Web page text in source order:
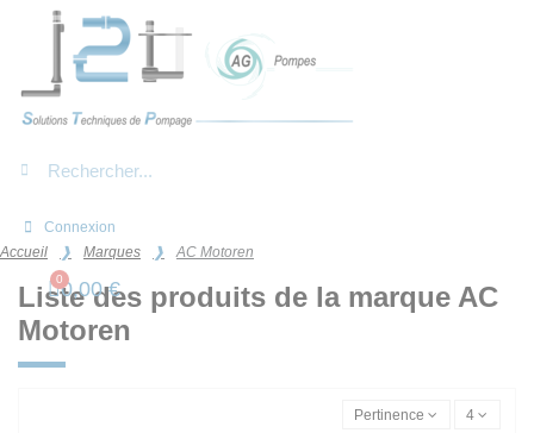
Connexion
0,00 €
Accueil Marques AC Motoren
Liste des produits de la marque AC
Motoren
Pertinence 4
Panneau de gestion des cookies